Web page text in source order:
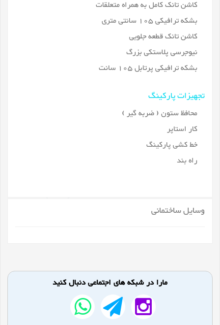
کاشن تانک کامل به همراه متعلقات
بشکه ترافیکی 105 سانتی متری
کاشن تانک قطعه جلویی
نیوجرسی پلاستکی بزرگ
بشکه ترافیکی پرتابل 105 سانت
تجهیزات پارکینگ
محافظ ستون ( ضربه گیر )
کار استاپر
خط کشی پارکینگ
راه بند
وسایل ساختمانی
مارا در شبکه های اجتماعی دنبال کنید